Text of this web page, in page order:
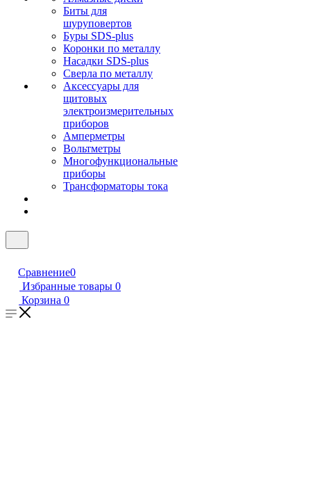
Биты для
шуруповертов
Буры SDS-plus
Коронки по металлу
Насадки SDS-plus
Сверла по металлу
Аксессуары для
щитовых
электроизмерительных
приборов
Амперметры
Вольтметры
Многофункциональные
приборы
Трансформаторы тока
Сравнение0
Избранные товары 0
Корзина 0